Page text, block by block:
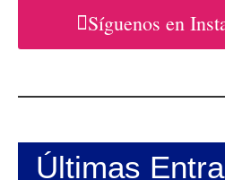
Síguenos en
Últimas